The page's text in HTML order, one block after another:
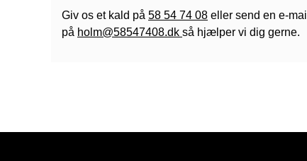
Giv os et kald på 58 54 74 08 eller send en e-mail
på holm@58547408.dk så hjælper vi dig gerne.